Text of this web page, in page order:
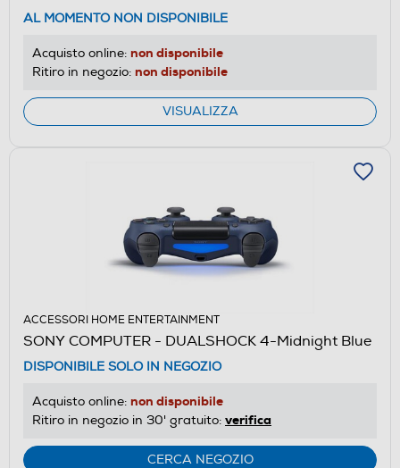
AL MOMENTO NON DISPONIBILE
Acquisto online: non disponibile
Ritiro in negozio: non disponibile
VISUALIZZA
ACCESSORI HOME ENTERTAINMENT
SONY COMPUTER - DUALSHOCK 4-Midnight Blue
DISPONIBILE SOLO IN NEGOZIO
Acquisto online: non disponibile
Ritiro in negozio in 30' gratuito: verifica
CERCA NEGOZIO